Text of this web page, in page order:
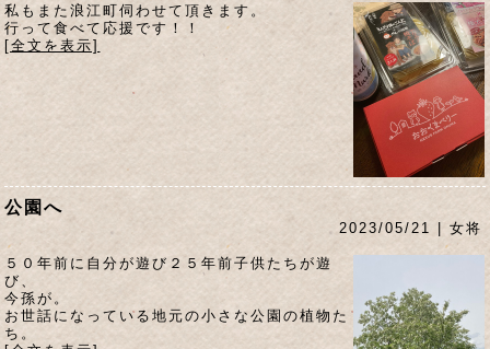
私もまた浪江町伺わせて頂きます。
行って食べて応援です！！
[全文を表示]
公園へ
2023/05/21 | 女将
５０年前に自分が遊び２５年前子供たちが遊
び、
今孫が。
お世話になっている地元の小さな公園の植物た
ち。